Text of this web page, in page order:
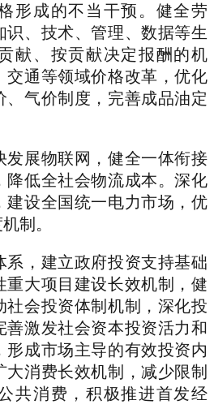
形成的不当干预。健全劳
识、技术、管理、数据等生
献、按贡献决定报酬的机
交通等领域价格改革，优化
、气价制度，完善成品油定
发展物联网，健全一体衔接
降低全社会物流成本。深化
建设全国统一电力市场，优
制。
系，建立政府投资支持基础
重大项目建设长效机制，健
社会投资体制机制，深化投
善激发社会资本投资活力和
形成市场主导的有效投资内
消费长效机制，减少限制
共消费，积极推进首发经